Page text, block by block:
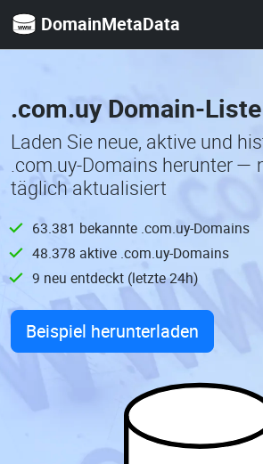
DomainMetaData
.com.uy Domain-
Laden Sie neue, aktive und
.com.uy-Domains herunter —
täglich aktualisiert
63.381 bekannte .com.uy-Domains
48.378 aktive .com.uy-Domains
9 neu entdeckt (letzte 24h)
Beispiel herunterladen